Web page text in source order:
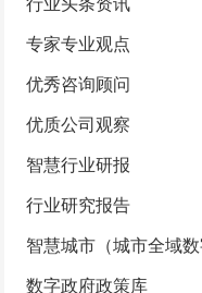
专家专业观点
优秀咨询顾问
优质公司观察
智慧行业研报
行业研究报告
智慧城市（城市全域
数字政府政策库